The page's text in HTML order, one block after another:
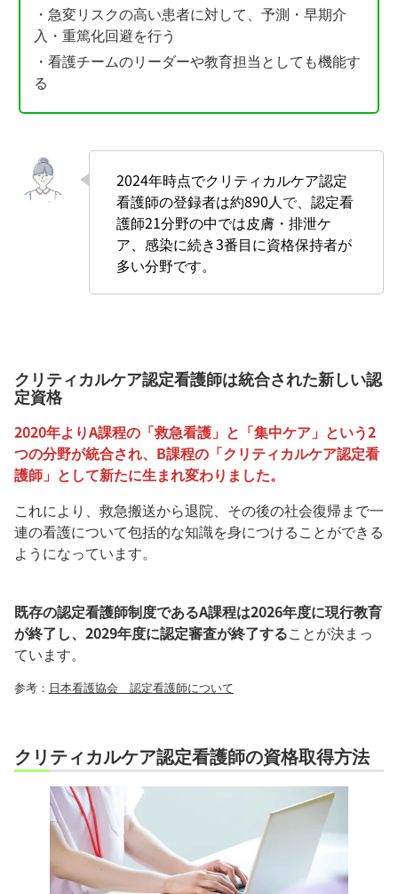
・急変リスクの高い患者に対して、予測・早期介
入・重篤化回避を行う
・看護チームのリーダーや教育担当としても機能す
る
2024年時点でクリティカルケア認定
看護師の登録者は約890人で、認定看
護師21分野の中では皮膚・排泄ケ
ア、感染に続き3番目に資格保持者が
多い分野です。
クリティカルケア認定看護師は統合された新しい認
定資格
2020年よりA課程の「救急看護」と「集中ケア」という2
つの分野が統合され、B課程の「クリティカルケア認定看
護師」として新たに生まれ変わりました。
これにより、救急搬送から退院、その後の社会復帰まで一
連の看護について包括的な知識を身につけることができる
ようになっています。
既存の認定看護師制度であるA課程は2026年度に現行教育
が終了し、2029年度に認定審査が終了することが決まっ
ています。
参考： 日本看護協会 認定看護師について
クリティカルケア認定看護師の資格取得方法